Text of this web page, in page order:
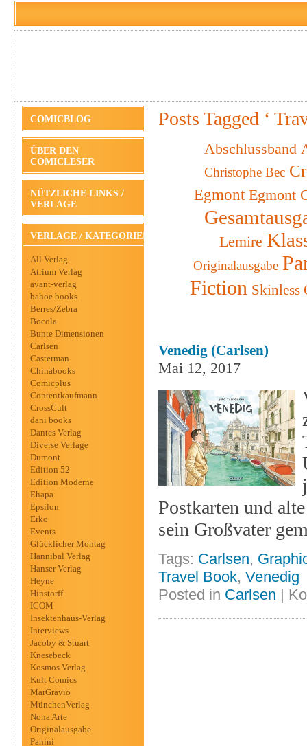
COMICBLOG
ÜBER DEN
COMICLESER
NÜTZLICHE LINKS /
VERLAGE
VERLAGE / KATEGORIEN
All Verlag
Atrium Verlag
avant-verlag
bahoe books
Berres/Zebra
Bocola
Bunte Dimensionen
Carlsen
Casterman
Chinabooks
Comicplus
Contentkaufmann
CrossCult
dani books
Dantes Verlag
Diverse Verlage
Dumont
Edition 52
Edition Moderne
Ehapa
Epsilon
Erko
Events
Glücklicher Montag
Hannibal Verlag
Hanser Verlag
Heyne
Hinstorff
ICOM
Insektenhaus-Verlag
Interviews
Jacoby & Stuart
Knesebeck
Kosmos Verlag
Kult Comics
MarGravio
MünchenVerlag
Nona Arte
Originalausgabe
Panini
Posts Tagged ‘
Abschlussband
Christophe Bec
Egmont Egmont
Lemire
Originalausgabe
Fiction Skinless
Venedig (Carlsen)
Mai 12, 2017
Postkarten und
sein Großvater
Tags: Carlsen,
Travel Book, Venedig
Posted in Carlsen |